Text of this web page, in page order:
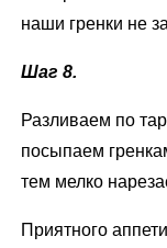
наши гренки не
Шаг 8.
Разливаем по
посыпаем
тем мелко
Приятного